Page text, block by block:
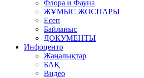
Флора и Фауна
ЖҰМЫС ЖОСПАРЫ
Есеп
Байланыс
ДОКУМЕНТЫ
Инфоцентр
Жаңалықтар
БАҚ
Видео